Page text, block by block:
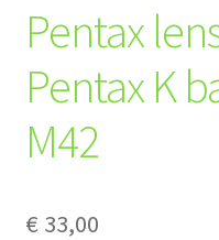
Pentax
Pentax K
M42
€ 33,00